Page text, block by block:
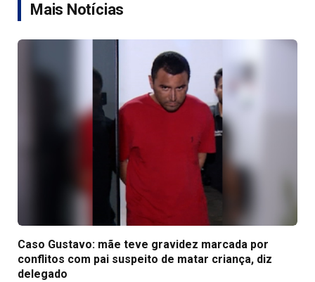
Mais Notícias
Caso Gustavo: mãe teve gravidez marcada por
conflitos com pai suspeito de matar criança, diz
delegado